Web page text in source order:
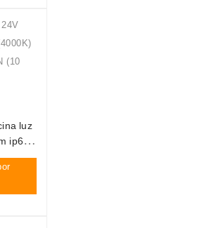
luz
ip68